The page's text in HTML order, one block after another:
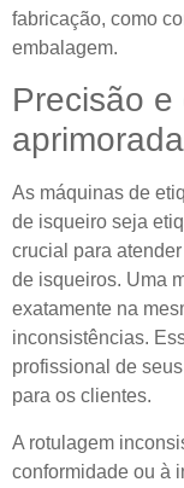
fabricação, como
embalagem.
Precisão
As máquinas de
de isqueiro seja
crucial para
de isqueiros. Uma
exatamente na
inconsistências.
profissional de
para os clientes.
A rotulagem
conformidade ou à